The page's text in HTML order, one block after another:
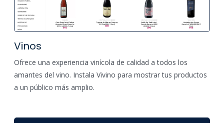
Vinos
Ofrece una experiencia vinícola de calidad a todos los
amantes del vino. Instala Vivino para mostrar tus productos
a un público más amplio.